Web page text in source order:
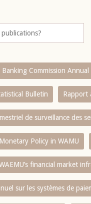
Banking Commission
Bulletin Rapport
de surveillance des
Policy in WAMU
financial market
sur les systèmes de